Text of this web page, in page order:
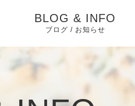
BLOG & INFO
ブログ / お知らせ
お知らせ